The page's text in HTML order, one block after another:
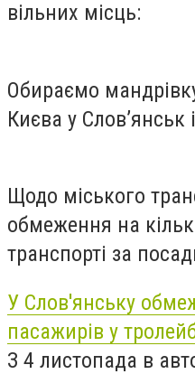
вільних місць:
Обираємо
Києва у
Щодо міського
обмеження на
транспорті за
У Слов'янську
пасажирів у
З 4 листопада в